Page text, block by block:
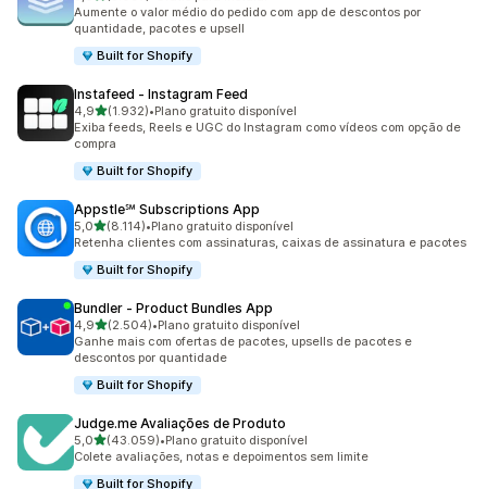
Aumente o valor médio do pedido com app de descontos por
quantidade, pacotes e upsell
Built for Shopify
Instafeed ‑ Instagram Feed
4,9de 5 estrelas
(1.932)
1932 avaliações ao todo
•Plano gratuito disponível
Exiba feeds, Reels e UGC do Instagram como vídeos com opção de
compra
Built for Shopify
Appstle℠ Subscriptions App
5,0de 5 estrelas
(8.114)
8114 avaliações ao todo
•Plano gratuito disponível
Retenha clientes com assinaturas, caixas de assinatura e pacotes
Built for Shopify
Bundler ‑ Product Bundles App
4,9de 5 estrelas
(2.504)
2504 avaliações ao todo
•Plano gratuito disponível
Ganhe mais com ofertas de pacotes, upsells de pacotes e
descontos por quantidade
Built for Shopify
Judge.me Avaliações de Produto
5,0de 5 estrelas
(43.059)
43059 avaliações ao todo
•Plano gratuito disponível
Colete avaliações, notas e depoimentos sem limite
Built for Shopify